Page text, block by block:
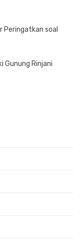
Peringatkan soal
Gunung Rinjani